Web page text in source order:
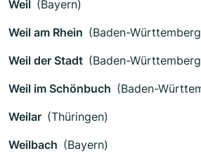
Weil (Bayern)
Weil am Rhein (Baden-
Weil der Stadt (Baden-
Weil im Schönbuch (Baden-
Weilar (Thüringen)
Weilbach (Bayern)